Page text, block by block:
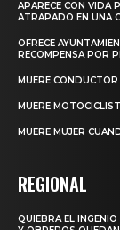
APARECE CON VIDA
ATRAPADO EN UNA
OFRECE
RECOMPENSA POR
MUERE
MUERE
MUERE MUJER
REGIONAL
QUIEBRA EL